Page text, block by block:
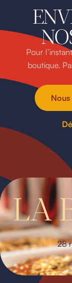
Pour
boutique.
LA
28